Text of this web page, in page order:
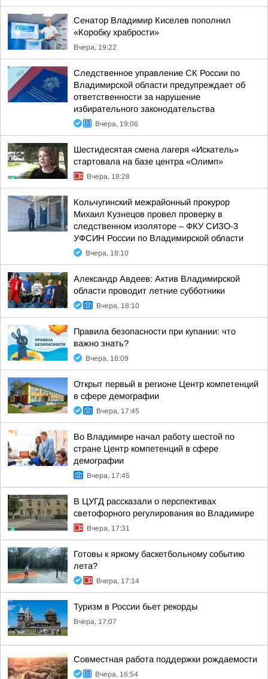
Сенатор Владимир Киселев пополнил
«Коробку храбрости»
Вчера, 19:22
Следственное управление СК России по
Владимирской области предупреждает об
ответственности за нарушение
избирательного законодательства
Вчера, 19:06
Шестидесятая смена лагеря «Искатель»
стартовала на базе центра «Олимп»
Вчера, 18:28
Кольчугинский межрайонный прокурор
Михаил Кузнецов провел проверку в
следственном изоляторе – ФКУ СИЗО-3
УФСИН России по Владимирской области
Вчера, 18:10
Александр Авдеев: Актив Владимирской
области проводит летние субботники
Вчера, 18:10
Правила безопасности при купании: что
важно знать?
Вчера, 18:09
Открыт первый в регионе Центр компетенций
в сфере демографии
Вчера, 17:45
Во Владимире начал работу шестой по
стране Центр компетенций в сфере
демографии
Вчера, 17:45
В ЦУГД рассказали о перспективах
светофорного регулирования во Владимире
Вчера, 17:31
Готовы к яркому баскетбольному событию
лета?
Вчера, 17:14
Туризм в России бьет рекорды
Вчера, 17:07
Совместная работа поддержки рождаемости
Вчера, 16:54